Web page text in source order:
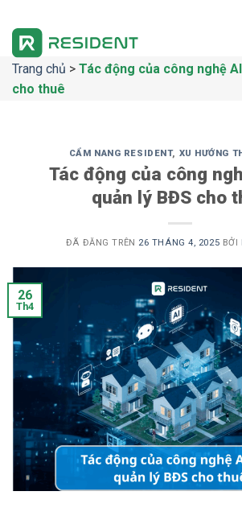
đến
nội
dungTrang chủ > Tác động của công nghệ
cho thuê
CẨM NANG RESIDENT, XU HƯỚNG
Tác động của công
quản lý BĐS cho
ĐÃ ĐĂNG TRÊN 26 THÁNG 4, 2025 BỞI
26
Th4